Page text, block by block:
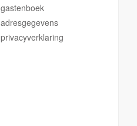
gastenboek
adresgegevens
privacyverklaring